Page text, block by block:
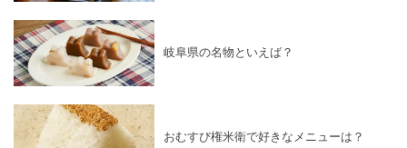
岐阜県の名物といえば？
おむすび権米衛で好きなメニューは？